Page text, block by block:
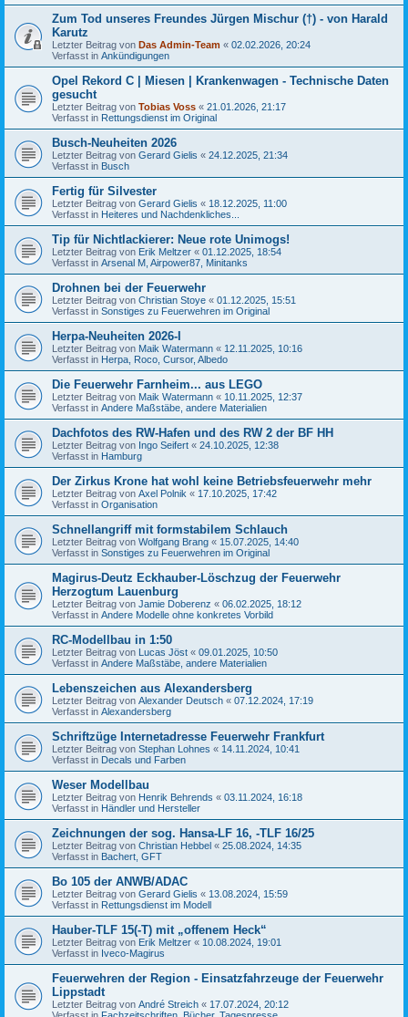
Zum Tod unseres Freundes Jürgen Mischur (†) - von Harald
Karutz
Letzter Beitrag von Das Admin-Team « 02.02.2026, 20:24
Verfasst in Ankündigungen
Opel Rekord C | Miesen | Krankenwagen - Technische Daten
gesucht
Letzter Beitrag von Tobias Voss « 21.01.2026, 21:17
Verfasst in Rettungsdienst im Original
Busch-Neuheiten 2026
Letzter Beitrag von Gerard Gielis « 24.12.2025, 21:34
Verfasst in Busch
Fertig für Silvester
Letzter Beitrag von Gerard Gielis « 18.12.2025, 11:00
Verfasst in Heiteres und Nachdenkliches...
Tip für Nichtlackierer: Neue rote Unimogs!
Letzter Beitrag von Erik Meltzer « 01.12.2025, 18:54
Verfasst in Arsenal M, Airpower87, Minitanks
Drohnen bei der Feuerwehr
Letzter Beitrag von Christian Stoye « 01.12.2025, 15:51
Verfasst in Sonstiges zu Feuerwehren im Original
Herpa-Neuheiten 2026-I
Letzter Beitrag von Maik Watermann « 12.11.2025, 10:16
Verfasst in Herpa, Roco, Cursor, Albedo
Die Feuerwehr Farnheim... aus LEGO
Letzter Beitrag von Maik Watermann « 10.11.2025, 12:37
Verfasst in Andere Maßstäbe, andere Materialien
Dachfotos des RW-Hafen und des RW 2 der BF HH
Letzter Beitrag von Ingo Seifert « 24.10.2025, 12:38
Verfasst in Hamburg
Der Zirkus Krone hat wohl keine Betriebsfeuerwehr mehr
Letzter Beitrag von Axel Polnik « 17.10.2025, 17:42
Verfasst in Organisation
Schnellangriff mit formstabilem Schlauch
Letzter Beitrag von Wolfgang Brang « 15.07.2025, 14:40
Verfasst in Sonstiges zu Feuerwehren im Original
Magirus-Deutz Eckhauber-Löschzug der Feuerwehr
Herzogtum Lauenburg
Letzter Beitrag von Jamie Doberenz « 06.02.2025, 18:12
Verfasst in Andere Modelle ohne konkretes Vorbild
RC-Modellbau in 1:50
Letzter Beitrag von Lucas Jöst « 09.01.2025, 10:50
Verfasst in Andere Maßstäbe, andere Materialien
Lebenszeichen aus Alexandersberg
Letzter Beitrag von Alexander Deutsch « 07.12.2024, 17:19
Verfasst in Alexandersberg
Schriftzüge Internetadresse Feuerwehr Frankfurt
Letzter Beitrag von Stephan Lohnes « 14.11.2024, 10:41
Verfasst in Decals und Farben
Weser Modellbau
Letzter Beitrag von Henrik Behrends « 03.11.2024, 16:18
Verfasst in Händler und Hersteller
Zeichnungen der sog. Hansa-LF 16, -TLF 16/25
Letzter Beitrag von Christian Hebbel « 25.08.2024, 14:35
Verfasst in Bachert, GFT
Bo 105 der ANWB/ADAC
Letzter Beitrag von Gerard Gielis « 13.08.2024, 15:59
Verfasst in Rettungsdienst im Modell
Hauber-TLF 15(-T) mit „offenem Heck“
Letzter Beitrag von Erik Meltzer « 10.08.2024, 19:01
Verfasst in Iveco-Magirus
Feuerwehren der Region - Einsatzfahrzeuge der Feuerwehr
Lippstadt
Letzter Beitrag von André Streich « 17.07.2024, 20:12
Verfasst in Fachzeitschriften, Bücher, Tagespresse